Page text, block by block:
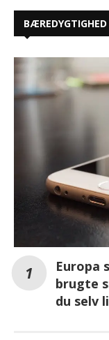
BÆREDYGTIGHED
Europa
brugte
du selv